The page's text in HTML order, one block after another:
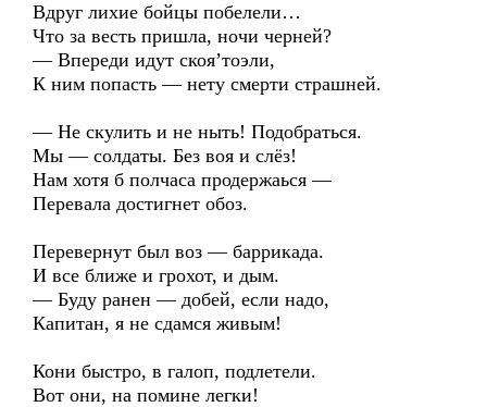
Вдруг лихие бойцы побелели…
Что за весть пришла, ночи черней?
— Впереди идут скоя’тоэли,
К ним попасть — нету смерти страшней.
— Не скулить и не ныть! Подобраться.
Мы — солдаты. Без воя и слёз!
Нам хотя б полчаса продержаься —
Перевала достигнет обоз.
Перевернут был воз — баррикада.
И все ближе и грохот, и дым.
— Буду ранен — добей, если надо,
Капитан, я не сдамся живым!
Кони быстро, в галоп, подлетели.
Вот они, на помине легки!